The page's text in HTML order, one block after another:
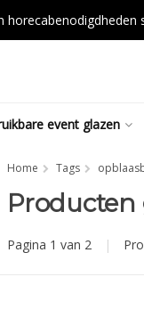
horecabenodigdheden
event glazen
Home Tags
Pagina 1 van 2 |